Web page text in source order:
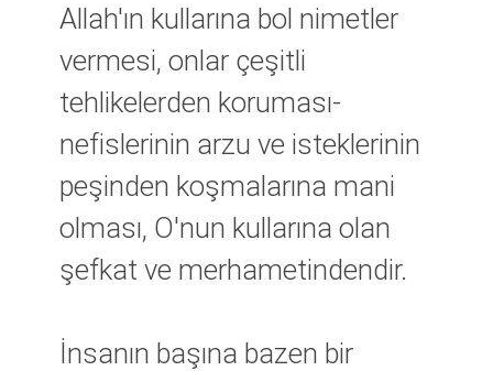
Allah'ın kullarına bol nimetler
vermesi, onlar çeşitli
tehlikelerden koruması-
nefislerinin arzu ve isteklerinin
peşinden koşmalarına mani
olması, O'nun kullarına olan
şefkat ve merhametindendir.
İnsanın başına bazen bir